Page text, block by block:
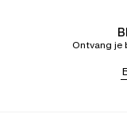
Ontvang